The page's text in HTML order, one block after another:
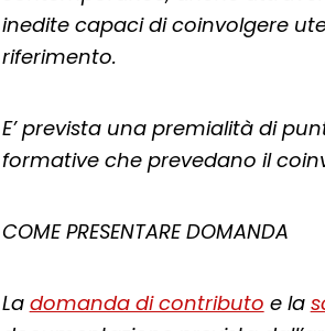
inedite capaci di coinvolgere
riferimento.
E’ prevista una premialità di
formative che prevedano il
COME PRESENTARE DOMANDA
La domanda di contributo e la